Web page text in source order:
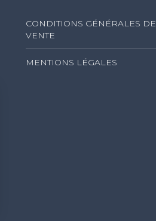
CONDITIONS GÉNÉRALES DE
VENTE
MENTIONS LÉGALES